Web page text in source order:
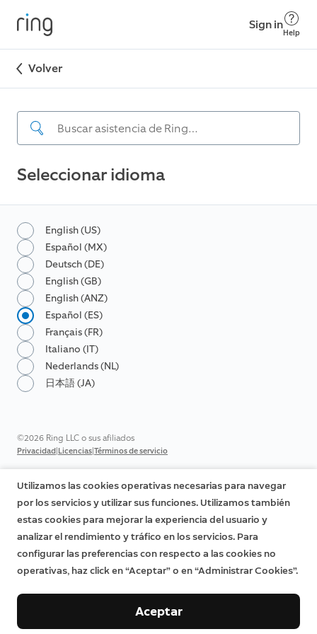
Sign in
Help
Volver
Seleccionar idioma
English (US)
Español (MX)
Deutsch (DE)
English (GB)
English (ANZ)
Español (ES)
Français (FR)
Italiano (IT)
Nederlands (NL)
日本語 (JA)
©2026 Ring LLC o sus afiliados
Privacidad|Licencias|Términos de servicio
Utilizamos las cookies operativas necesarias para navegar
por los servicios y utilizar sus funciones. Utilizamos también
estas cookies para mejorar la experiencia del usuario y
analizar el rendimiento y tráfico en los servicios. Para
configurar las preferencias con respecto a las cookies no
operativas, haz click en “Aceptar” o en “Administrar Cookies”.
Aceptar